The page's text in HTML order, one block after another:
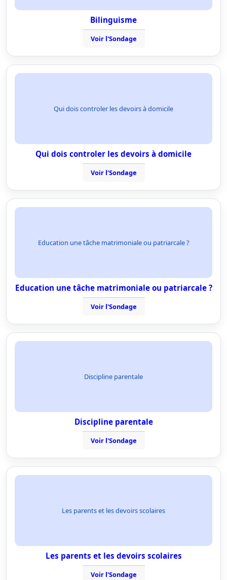
Bilinguisme
Voir l'Sondage
Qui dois controler les devoirs à domicile
Qui dois controler les devoirs à domicile
Voir l'Sondage
Education une tâche matrimoniale ou patriarcale ?
Education une tâche matrimoniale ou patriarcale ?
Voir l'Sondage
Discipline parentale
Discipline parentale
Voir l'Sondage
Les parents et les devoirs scolaires
Les parents et les devoirs scolaires
Voir l'Sondage